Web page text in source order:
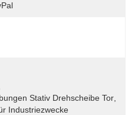
Stativ Drehscheibe Tor
Industriezwecke